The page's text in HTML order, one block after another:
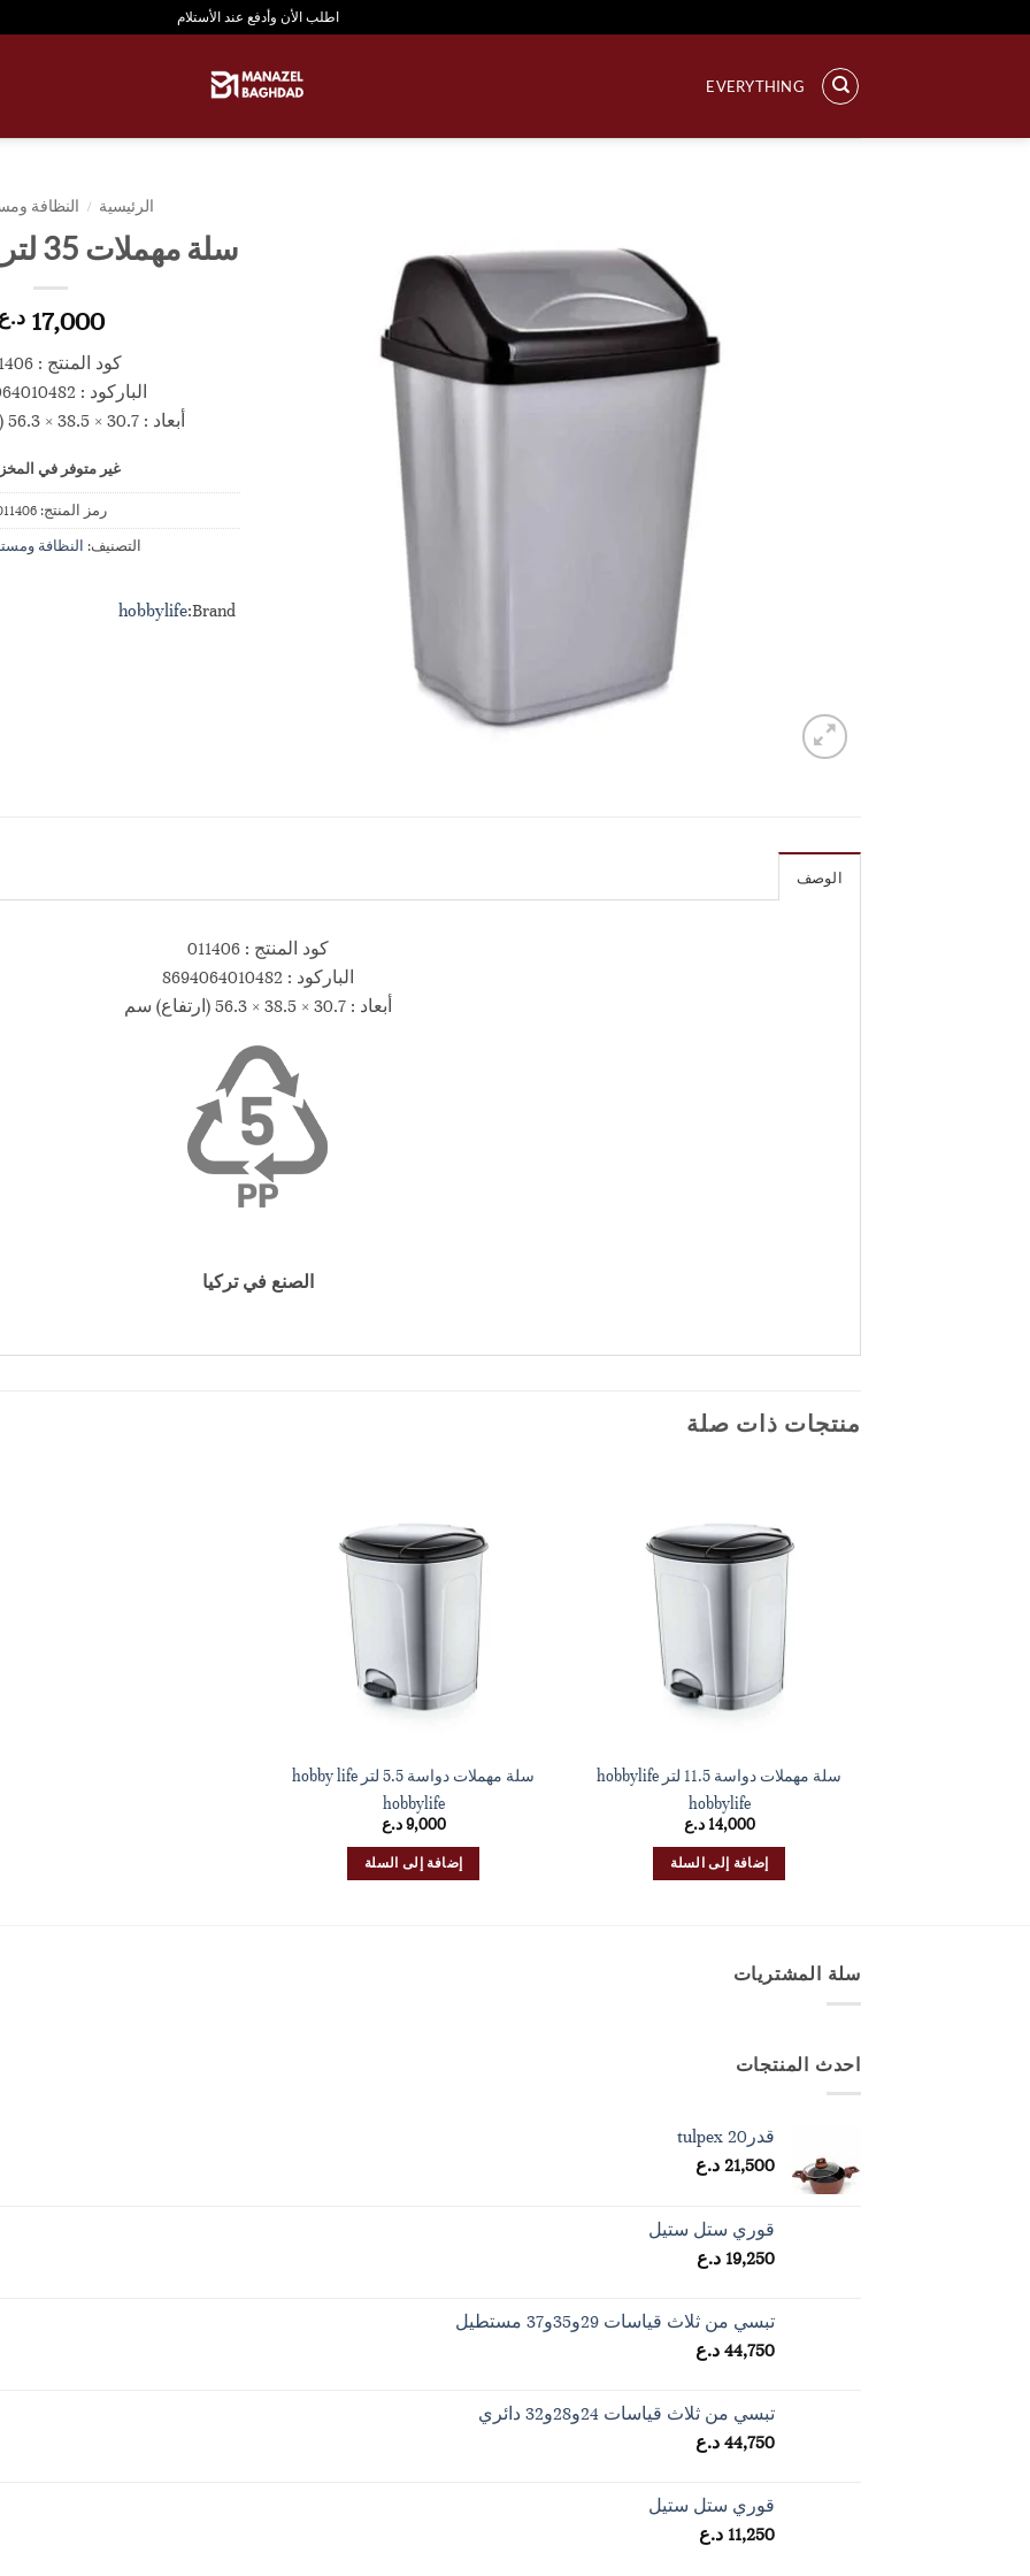
للمحتوى
اطلب الأن وأدفع عند الأستلام
EVERYTHING
الرئيسية / النظافة
سلة مهملات 35 لتر hobby life
17,000 د.ع
كود المنتج : 011406
الباركود : 8694064010482
أبعاد : 30.7 × 38.5 × 56.3 (ارتفاع) سم
غير متوفر في
رمز المنتج:
التصنيف: النظافة
Brand:
hobbylife
الوصف
كود المنتج : 011406
الباركود : 8694064010482
أبعاد : 30.7 × 38.5 × 56.3 (ارتفاع) سم
الصنع في تركيا
منتجات ذات صلة
سلة مهملات دواسة 11.5 لتر hobbylife
hobbylife
14,000 د.ع
إضافة إلى السلة
سلة مهملات دواسة 5.5 لتر hobby life
hobbylife
9,000د.ع
إضافة إلى السلة
سلة المشتريات
احدث المنتجات
قدرtulpex 20
21,500 د.ع
قوري ستل ستيل
19,250 د.ع
تبسي من ثلاث قياسات 29و35و37 مستطيل
44,750 د.ع
تبسي من ثلاث قياسات 24و28و32 دائري
44,750 د.ع
قوري ستل ستيل
11,250 د.ع